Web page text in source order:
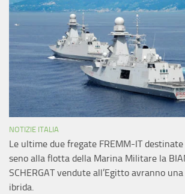
NOTIZIE ITALIA
Le ultime due fregate FREMM-IT
seno alla flotta della Marina Militare la
SCHERGAT vendute all’Egitto avranno
ibrida.